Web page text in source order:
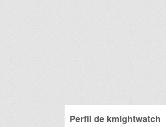
Perfil de kmightwatch